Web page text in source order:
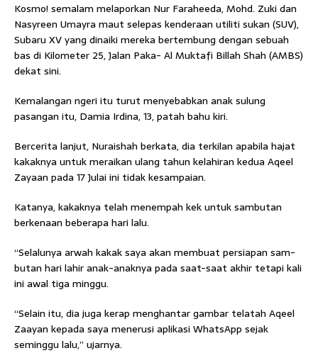
Kosmo! semalam melaporkan Nur Faraheeda, Mohd. Zuki dan
Nasyreen Umayra maut selepas kenderaan utiliti sukan (SUV),
Subaru XV yang dinaiki mereka bertembung dengan sebuah
bas di Kilometer 25, Jalan Paka- Al Muktafi Billah Shah (AMBS)
dekat sini.
Kemalangan ngeri itu turut menyebabkan anak sulung
pasangan itu, Damia Irdina, 13, patah bahu kiri.
Bercerita lanjut, Nuraishah berkata, dia terkilan apabila hajat
kakaknya untuk meraikan ulang tahun kelahiran kedua Aqeel
Zayaan pada 17 Julai ini tidak kesampaian.
Katanya, kakaknya telah me­nempah kek untuk sambutan
berkenaan beberapa hari lalu.
“Selalunya arwah kakak saya akan membuat persiapan sam­
butan hari lahir anak-anaknya pada saat-saat akhir tetapi kali
ini awal tiga minggu.
“Selain itu, dia juga kerap menghantar gambar telatah Aqeel
Zaayan kepada saya menerusi aplikasi WhatsApp sejak
seminggu lalu,” ujarnya.